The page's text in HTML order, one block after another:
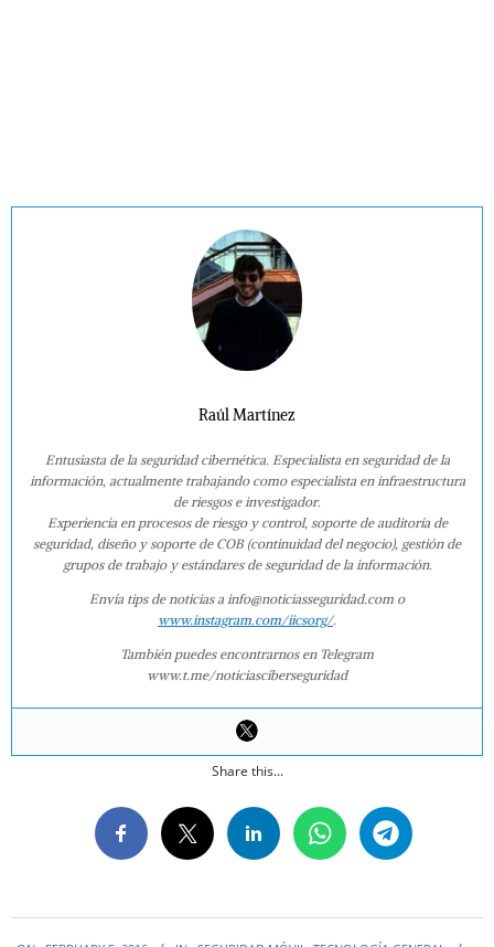
Raúl Martínez
Entusiasta de la seguridad cibernética. Especialista en seguridad de la
información, actualmente trabajando como especialista en infraestructura
de riesgos e investigador.
Experiencia en procesos de riesgo y control, soporte de auditoría de
seguridad, diseño y soporte de COB (continuidad del negocio), gestión de
grupos de trabajo y estándares de seguridad de la información.
Envía tips de noticias a info@noticiasseguridad.com o
www.instagram.com/iicsorg/.
También puedes encontrarnos en Telegram
www.t.me/noticiasciberseguridad
Share this...